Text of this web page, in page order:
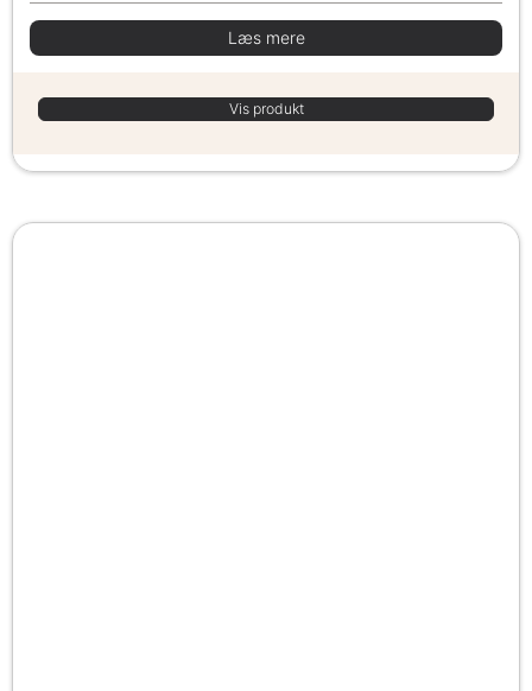
Læs mere
Vis produkt